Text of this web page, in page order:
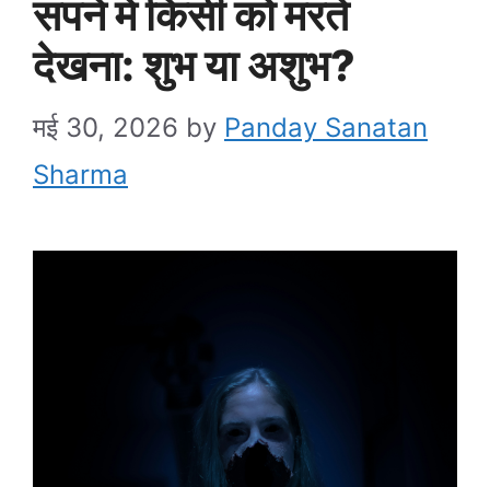
सपने में किसी को मरते
देखना: शुभ या अशुभ?
मई 30, 2026 by Panday Sanatan
Sharma